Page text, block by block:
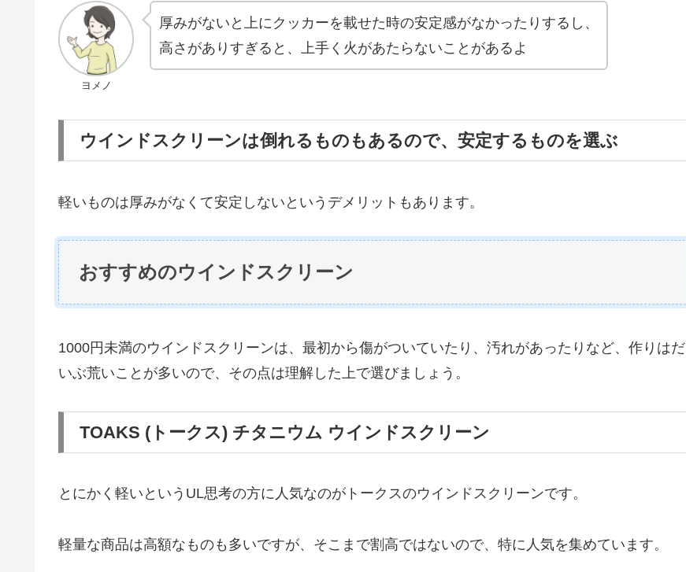
ヨメノ
厚みがないと上にクッカーを載せた時の安定感がなかったりするし、
高さがありすぎると、上手く火があたらないことがあるよ
ウインドスクリーンは倒れるものもあるので、安定するものを選ぶ
軽いものは厚みがなくて安定しないというデメリットもあります。
おすすめのウインドスクリーン
1000円未満のウインドスクリーンは、最初から傷がついていたり、汚れがあったりなど、作りはだ
いぶ荒いことが多いので、その点は理解した上で選びましょう。
TOAKS (トークス) チタニウム ウインドスクリーン
とにかく軽いというUL思考の方に人気なのがトークスのウインドスクリーンです。
軽量な商品は高額なものも多いですが、そこまで割高ではないので、特に人気を集めています。